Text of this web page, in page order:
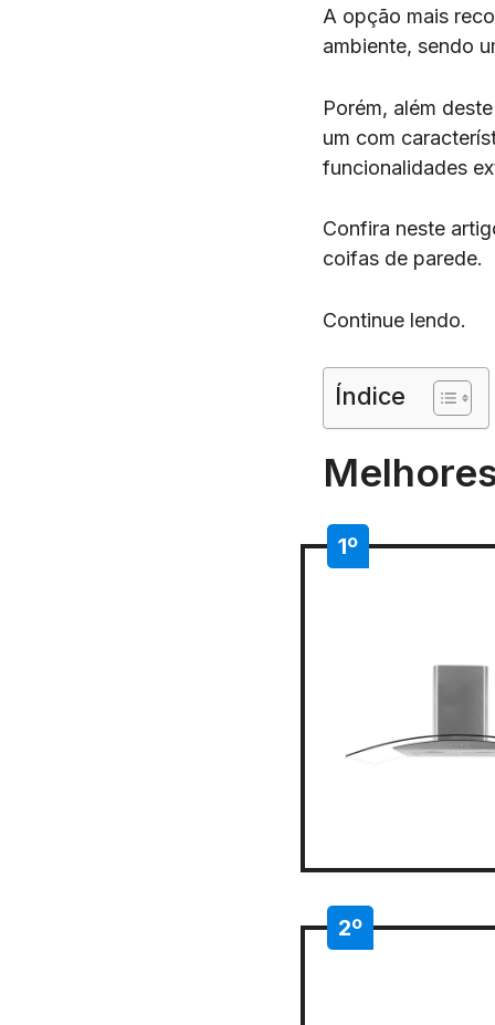
A opção mais
ambiente, sendo
Porém, além
um com
funcionalidades
Confira neste
coifas de parede.
Continue lendo.
Índice
1º
2º